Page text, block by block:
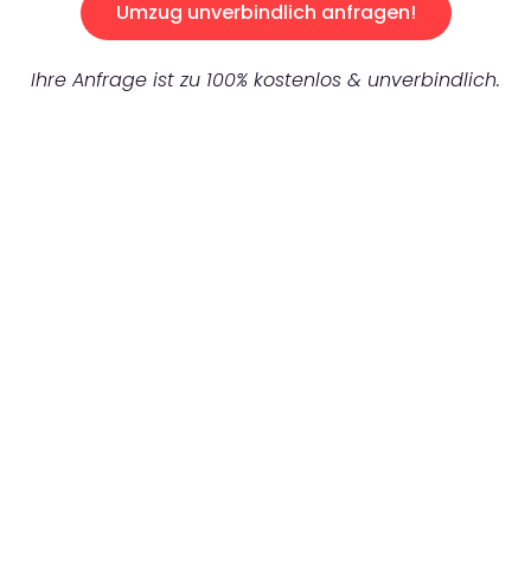
Umzug unverbindlich anfragen!
Ihre Anfrage ist zu 100% kostenlos & unverbindlich.